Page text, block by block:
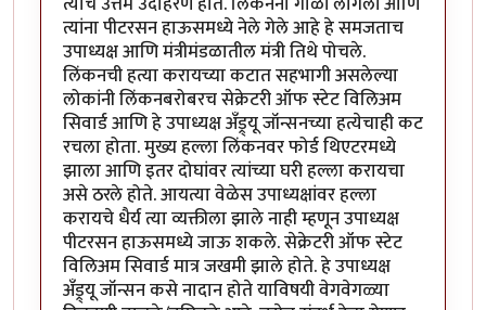
त्यांना पीटरसन हाऊसमध्ये नेले गेले आहे हे समजताच
उपाध्यक्ष आणि मंत्रीमंडळातील मंत्री तिथे पोचले.
लिंकनची हत्या करायच्या कटात सहभागी असलेल्या
लोकांनी लिंकनबरोबरच सेक्रेटरी ऑफ स्टेट विलिअम
सिवार्ड आणि हे उपाध्यक्ष अँड्र्यू जॉन्सनच्या हत्येचाही कट
रचला होता. मुख्य हल्ला लिंकनवर फोर्ड थिएटरमध्ये
झाला आणि इतर दोघांवर त्यांच्या घरी हल्ला करायचा
असे ठरले होते. आयत्या वेळेस उपाध्यक्षांवर हल्ला
करायचे धैर्य त्या व्यक्तीला झाले नाही म्हणून उपाध्यक्ष
पीटरसन हाऊसमध्ये जाऊ शकले. सेक्रेटरी ऑफ स्टेट
विलिअम सिवार्ड मात्र जखमी झाले होते. हे उपाध्यक्ष
अँड्र्यू जॉन्सन कसे नादान होते याविषयी वेगवेगळ्या